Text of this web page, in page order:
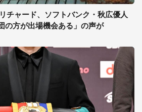
チャード、ソフトバンク・秋広優人
の方が出場機会ある」の声が